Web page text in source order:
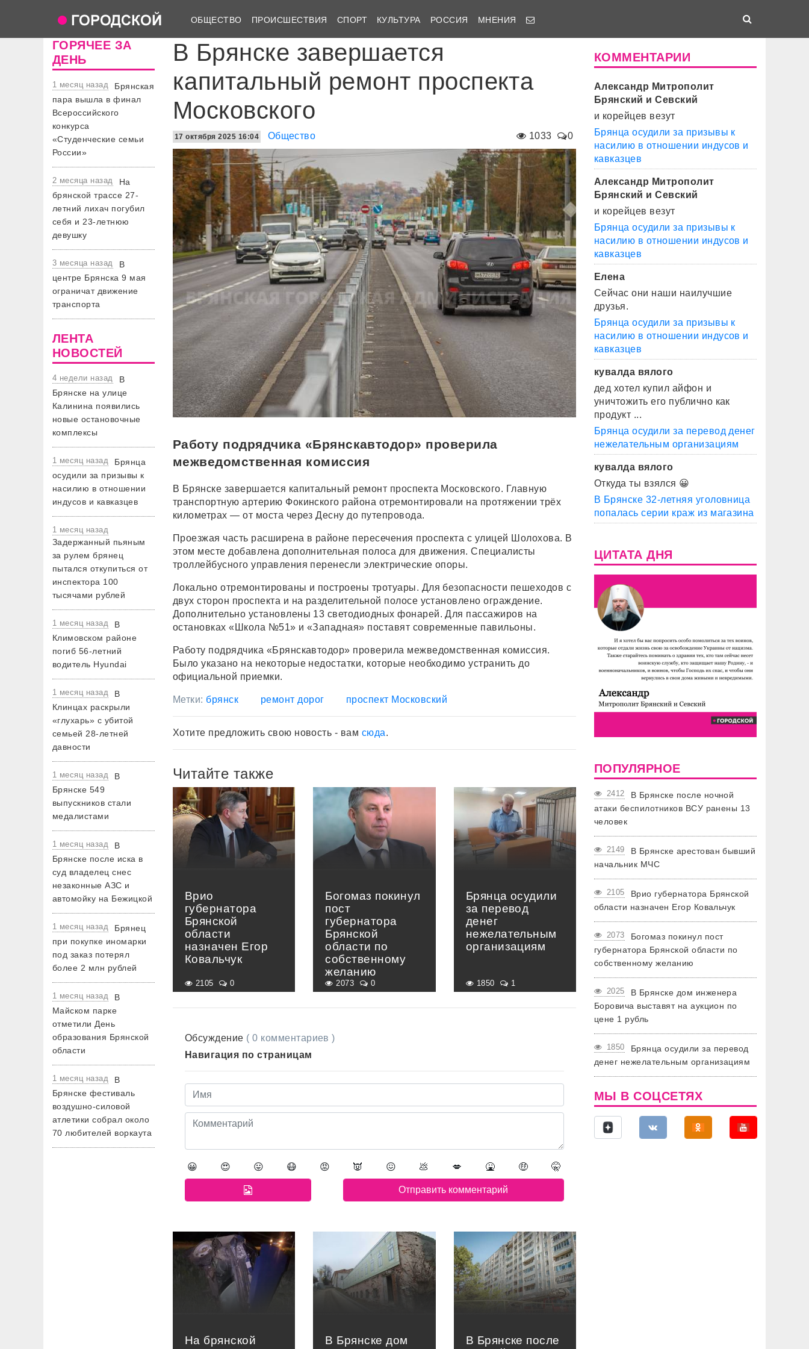
ОБЩЕСТВО ПРОИСШЕСТВИЯ СПОРТ КУЛЬТУРА РОССИЯ МНЕНИЯ
ГОРЯЧЕЕ ЗА
ДЕНЬ
1 месяц назад
Брянская
пара вышла в финал
Всероссийского
конкурса
«Студенческие семьи
России»
2 месяца назад
На
брянской трассе 27-
летний лихач погубил
себя и 23-летнюю
девушку
3 месяца назад
В
центре Брянска 9 мая
ограничат движение
транспорта
ЛЕНТА
НОВОСТЕЙ
4 недели назад
В
Брянске на улице
Калинина появились
новые остановочные
комплексы
1 месяц назад
Брянца
осудили за призывы к
насилию в отношении
индусов и кавказцев
1 месяц назад
Задержанный пьяным
за рулем брянец
пытался откупиться от
инспектора 100
тысячами рублей
1 месяц назад
В
Климовском районе
погиб 56-летний
водитель Hyundai
1 месяц назад
В
Клинцах раскрыли
«глухарь» с убитой
семьей 28-летней
давности
1 месяц назад
В
Брянске 549
выпускников стали
медалистами
1 месяц назад
В
Брянске после иска в
суд владелец снес
незаконные АЗС и
автомойку на Бежицкой
1 месяц назад
Брянец
при покупке иномарки
под заказ потерял
более 2 млн рублей
1 месяц назад
В
Майском парке
отметили День
образования Брянской
области
1 месяц назад
В
Брянске фестиваль
воздушно-силовой
атлетики собрал около
70 любителей воркаута
В Брянске завершается
капитальный ремонт проспекта
Московского
1033 0
17 октября 2025 16:04 Общество
Работу подрядчика «Брянскавтодор» проверила
межведомственная комиссия
В Брянске завершается капитальный ремонт проспекта Московского. Главную
транспортную артерию Фокинского района отремонтировали на протяжении трёх
километрах — от моста через Десну до путепровода.
Проезжая часть расширена в районе пересечения проспекта с улицей Шолохова. В
этом месте добавлена дополнительная полоса для движения. Специалисты
троллейбусного управления перенесли электрические опоры.
Локально отремонтированы и построены тротуары. Для безопасности пешеходов с
двух сторон проспекта и на разделительной полосе установлено ограждение.
Дополнительно установлены 13 светодиодных фонарей. Для пассажиров на
остановках «Школа №51» и «Западная» поставят современные павильоны.
Работу подрядчика «Брянскавтодор» проверила межведомственная комиссия.
Было указано на некоторые недостатки, которые необходимо устранить до
официальной приемки.
Метки: брянск ремонт дорог проспект Московский
Хотите предложить свою новость - вам сюда.
Читайте также
Врио
губернатора
Брянской
области
назначен Егор
Ковальчук
2105 0
Богомаз покинул
пост
губернатора
Брянской
области по
собственному
желанию
2073 0
Брянца осудили
за перевод
денег
нежелательным
организациям
1850 1
Обсуждение ( 0 комментариев )
Навигация по страницам
😀 😍 😛 😷 😡 👿 😖 💩 💋 🤮 🤑 🤫
На брянской
В Брянске дом
В Брянске после
КОММЕНТАРИИ
Александр Митрополит
Брянский и Севский
и корейцев везут
Брянца осудили за призывы к
насилию в отношении индусов и
кавказцев
Александр Митрополит
Брянский и Севский
и корейцев везут
Брянца осудили за призывы к
насилию в отношении индусов и
кавказцев
Елена
Сейчас они наши наилучшие
друзья.
Брянца осудили за призывы к
насилию в отношении индусов и
кавказцев
кувалда вялого
дед хотел купил айфон и
уничтожить его публично как
продукт ...
Брянца осудили за перевод денег
нежелательным организациям
кувалда вялого
Откуда ты взялся 😀
В Брянске 32-летняя уголовница
попалась серии краж из магазина
ЦИТАТА ДНЯ
ПОПУЛЯРНОЕ
2412
В Брянске после ночной
атаки беспилотников ВСУ ранены 13
человек
2149
В Брянске арестован бывший
начальник МЧС
2105
Врио губернатора Брянской
области назначен Егор Ковальчук
2073
Богомаз покинул пост
губернатора Брянской области по
собственному желанию
2025
В Брянске дом инженера
Боровича выставят на аукцион по
цене 1 рубль
1850
Брянца осудили за перевод
денег нежелательным организациям
МЫ В СОЦСЕТЯХ